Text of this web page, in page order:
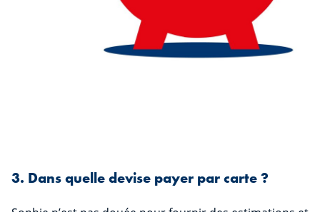
3. Dans quelle devise payer par carte ?